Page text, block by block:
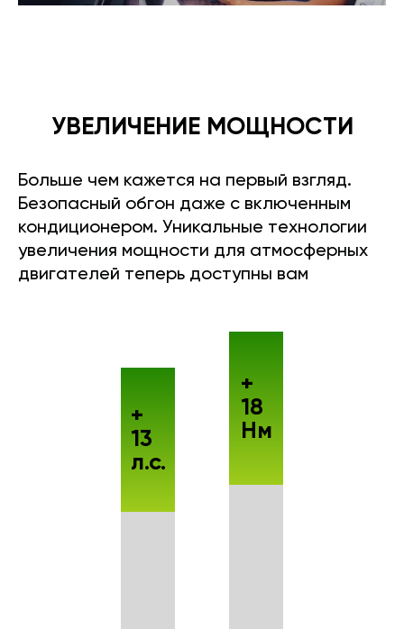
УВЕЛИЧЕНИЕ МОЩНОСТИ
Больше чем кажется на первый взгляд.
Безопасный обгон даже с включенным
кондиционером. Уникальные технологии
увеличения мощности для атмосферных
двигателей теперь доступны вам
+
13
л.с.
+
18
Нм